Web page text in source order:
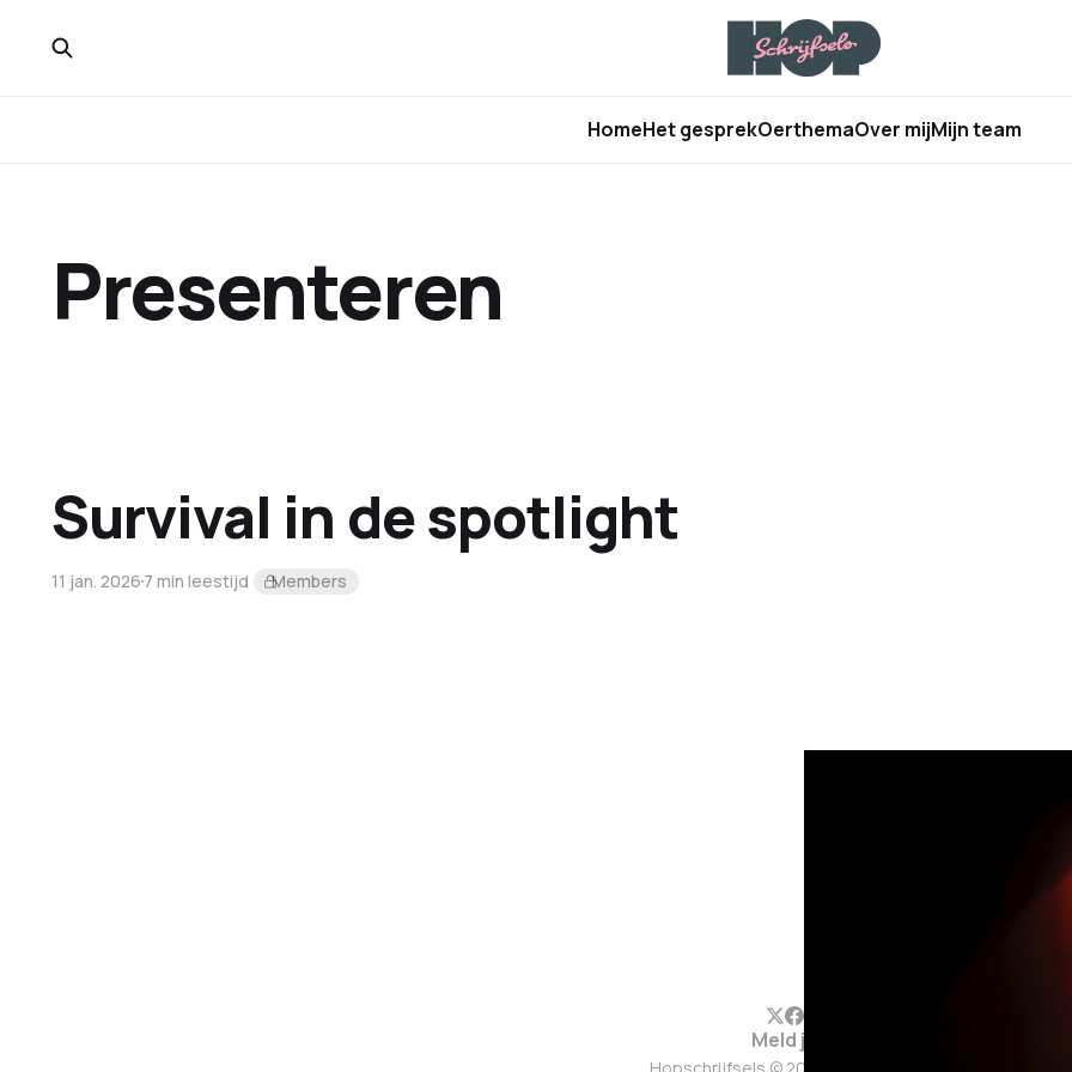
HomeHet gesprekOerthemaOver mijMijn team
Presenteren
Survival in de spotlight
11 jan. 20267 min leestijd Members
Meld je aan